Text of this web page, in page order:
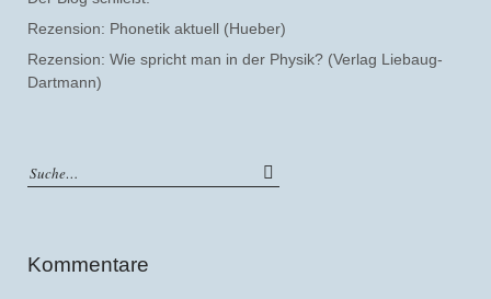
Rezension: Phonetik aktuell (Hueber)
Rezension: Wie spricht man in der Physik? (Verlag Liebaug-
Dartmann)
Kommentare